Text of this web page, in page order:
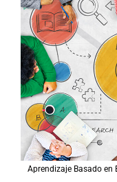
Aprendizaje Basado en